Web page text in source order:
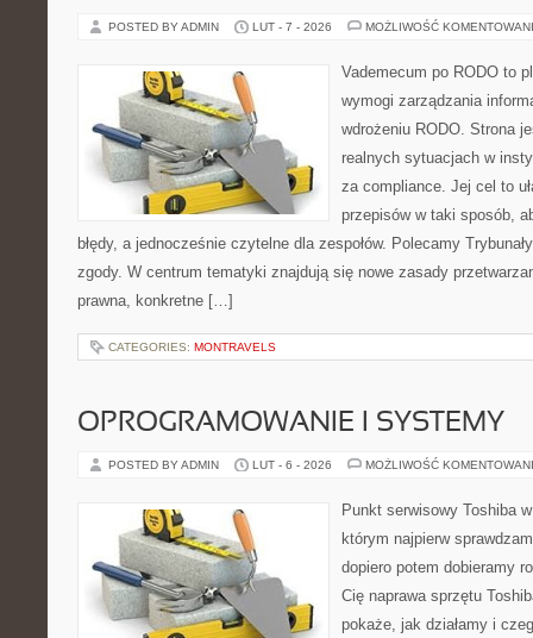
POSTED BY ADMIN LUT - 7 - 2026 MOŻLIWOŚĆ
Vademecum po RODO to
wymogi zarządzania
wdrożeniu RODO. Strona
realnych sytuacjach w
za compliance. Jej cel to
przepisów w taki sposób,
błędy, a jednocześnie czytelne dla zespołów. Polecamy
zgody. W centrum tematyki znajdują się nowe zasady
prawna, konkretne […]
CATEGORIES: MONTRAVELS
OPROGRAMOWANIE I SYSTEMY
POSTED BY ADMIN LUT - 6 - 2026 MOŻLIWOŚĆ
Punkt serwisowy Toshiba
którym najpierw
dopiero potem dobieramy
Cię naprawa sprzętu
pokaże, jak działamy i